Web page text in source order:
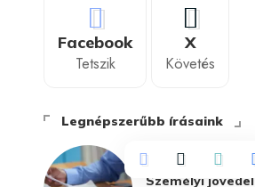
Facebook
Tetszik
X
Követés
Legnépszerűbb írásaink
UNCATEGORIZED
Személyi